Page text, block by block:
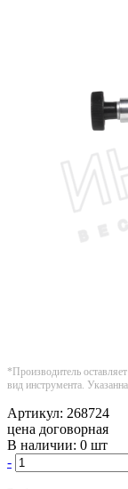
*Производитель
вид инструмента.
Артикул: 268724
цена договорная
В наличии: 0 шт
-